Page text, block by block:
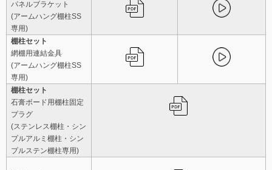
パネルブラケット
(アームハング棚柱SS
専用)
棚柱セット
網棚用連結金具
(アームハング棚柱SS
専用)
棚柱セット
石膏ボード用棚柱固定
プラグ
(ステンレス棚柱・シン
プルアルミ棚柱・シン
プルステン棚柱専用)